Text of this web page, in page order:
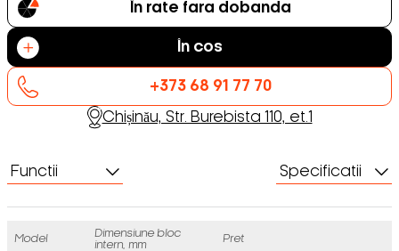
În rate fara dobanda
În cos
+373 68 91 77 70
Chișinău, Str. Burebista 110, et.1
Functii Specificatii
Model
Dimensiune bloc
intern, mm
Pret